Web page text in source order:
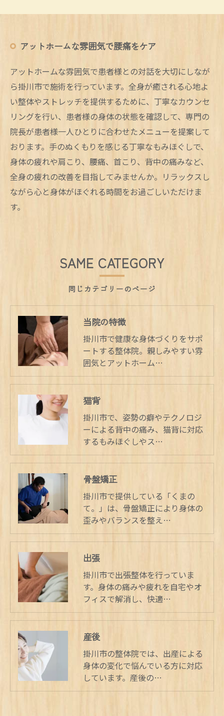
アットホームな雰囲気で腰痛をケア
アットホームな雰囲気で患者様との対話を大切にしなが
ら掛川市で施術を行っています。全身が癒される心地よ
い整体やストレッチを提供するために、丁寧なカウンセ
リングを行い、患者様の身体の状態を確認して、専門の
院長が患者様一人ひとりに合わせたメニューを提案して
おります。手のぬくもりを感じる丁寧なもみほぐしで、
身体の疲れや肩こり、腰痛、首こり、背中の痛みなど、
全身の疲れの改善を目指してみませんか。リラックスし
ながら心と身体がほぐれる時間をお過ごしいただけま
す。
同じカテゴリーのページ
SAME CATEGORY
当院の特徴
掛川市で健康な身体づくりをサポ
ートする整体院。親しみやすい雰
囲気とアットホーム…
猫背
掛川市で、姿勢の癖やテクノロジ
ーによる背中の痛み、猫背に対応
するもみほぐしやス…
骨盤矯正
掛川市で提供している「くまの
て。」は、骨盤矯正により身体の
歪みやバランスを整え…
出張
掛川市で出張整体を行っていま
す。身体の痛みや疲れを自宅やオ
フィスで解消し、快適…
産後
掛川市の整体院では、出産による
身体の変化で悩んでいる方に対応
しています。産後の…